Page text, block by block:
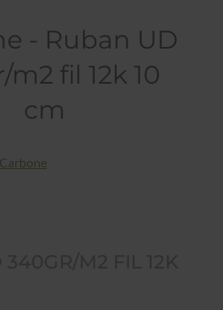
- Ruban UD
fil 12k 10
cm
Carbone